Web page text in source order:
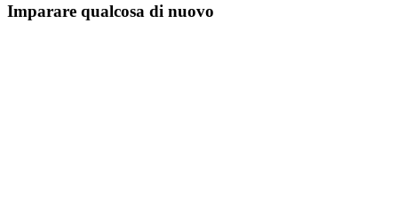
Imparare qualcosa di nuovo